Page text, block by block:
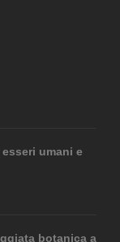
esseri umani e
botanica a